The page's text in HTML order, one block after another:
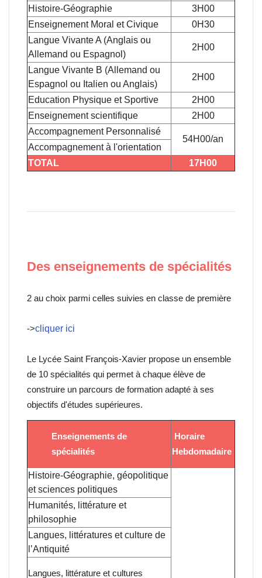
Histoire-Géographie
3H00
Enseignement Moral et Civique
0H30
Langue Vivante A (Anglais ou
Allemand ou Espagnol)
2H00
Langue Vivante B (Allemand ou
Espagnol ou Italien ou Anglais)
2H00
Education Physique et Sportive
2H00
Enseignement scientifique
2H00
Accompagnement Personnalisé
54H00/an
Accompagnement à l'orientation
TOTAL
17H00
Des enseignements de spécialités
2 au choix parmi celles suivies en classe de première
->cliquer ici
Le Lycée Saint François-Xavier propose un ensemble
de 10 spécialités qui permet à chaque élève de
construire un parcours de formation adapté à ses
objectifs d'études supérieures.
Enseignements de
spécialités
Horaire
Hebdomadaire
Histoire-Géographie, géopolitique
et sciences politiques
Humanités, littérature et
philosophie
Langues, littératures et culture de
l’Antiquité
Langues, littérature et cultures